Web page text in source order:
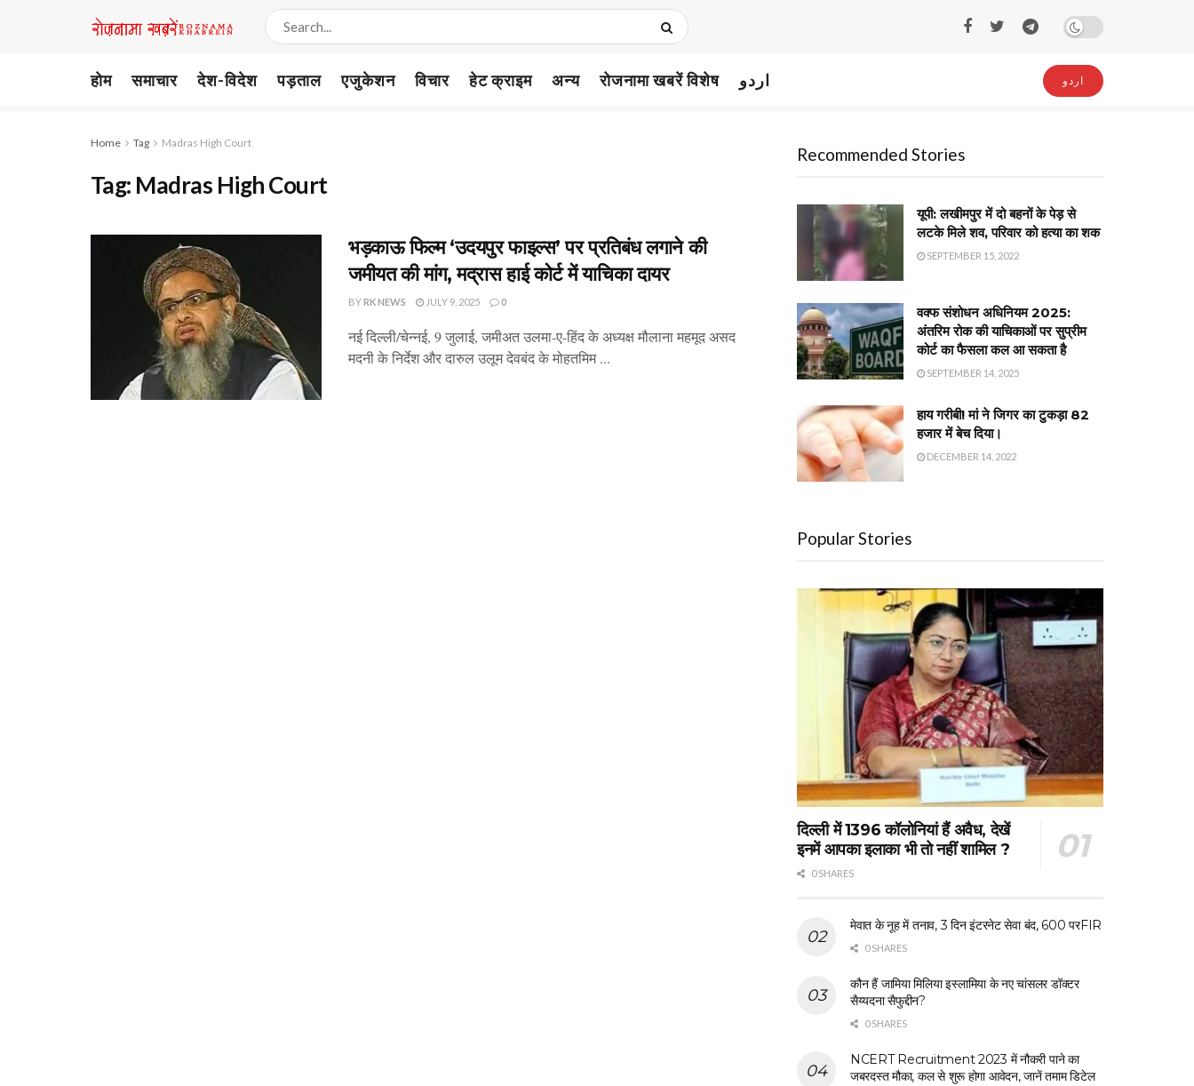
होम समाचार देश-विदेश पड़ताल एजुकेशन विचार हेट क्राइम अन्य रोजनामा खबरें विशेष اردو اردو
Home Tag Madras High Court
Tag: Madras High Court
भड़काऊ फिल्म ‘उदयपुर फाइल्स’ पर प्रतिबंध लगाने की
जमीयत की मांग, मद्रास हाई कोर्ट में याचिका दायर
BYRK NEWS JULY 9, 2025 0
नई दिल्ली/चेन्नई, 9 जुलाई, जमीअत उलमा-ए-हिंद के अध्यक्ष मौलाना महमूद असद
मदनी के निर्देश और दारुल उलूम देवबंद के मोहतमिम ...
Recommended Stories
यूपी: लखीमपुर में दो बहनों के पेड़ से
लटके मिले शव, परिवार को हत्या का शक
SEPTEMBER 15, 2022
वक्फ संशोधन अधिनियम 2025:
अंतरिम रोक की याचिकाओं पर सुप्रीम
कोर्ट का फैसला कल आ सकता है
SEPTEMBER 14, 2025
हाय गरीबी! मां ने जिगर का टुकड़ा 82
हजार में बेच दिया।
DECEMBER 14, 2022
Popular Stories
दिल्ली में 1396 कॉलोनियां हैं अवैध, देखें
इनमें आपका इलाका भी तो नहीं शामिल ?
0 SHARES
मेवात के नूह में तनाव, 3 दिन इंटरनेट सेवा बंद, 600 परFIR
0 SHARES
कौन हैं जामिया मिलिया इस्लामिया के नए चांसलर डॉक्टर
सैय्यदना सैफुद्दीन?
0 SHARES
NCERT Recruitment 2023 में नौकरी पाने का
जबरदस्त मौका, कल से शुरू होगा आवेदन, जानें तमाम डिटेल